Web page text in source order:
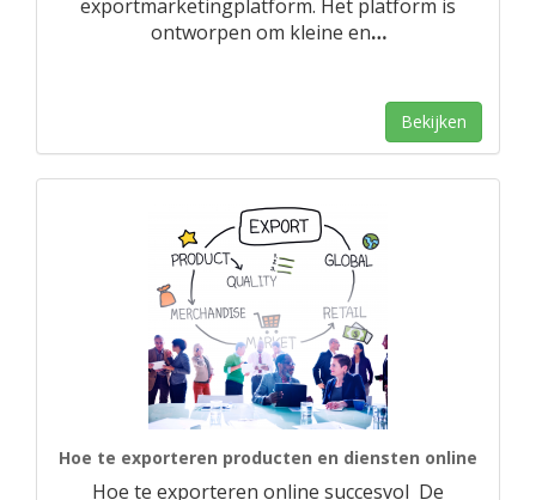
exportmarketingplatform. Het platform is
ontworpen om kleine en…
Bekijken
Hoe te exporteren producten en diensten online
Hoe te exporteren online succesvol De